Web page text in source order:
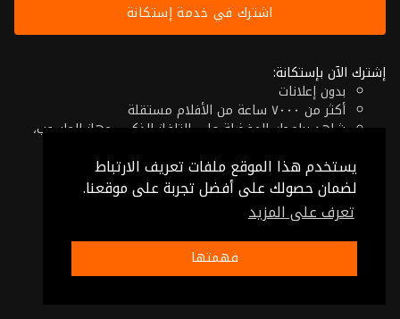
يستخدم هذا الموقع ملفات تعريف الارتباط
لضمان حصولك على أفضل تجربة على موقعنا.
تعرف على المزيد
فهمتها
اشترك في خدمة إستكانة
إشترك الآن بإستكانة:
بدون إعلانات
أكثر من ٧٠٠٠ ساعة من الأفلام مستقلة
شاهد برامجك المفضلة على التلفاز الذكي، جهاز الحاسوب،
إلغاء في أي وقت
فقط $7.99 شهريا أو $59.99 سنويا
شروط الإستخدام-